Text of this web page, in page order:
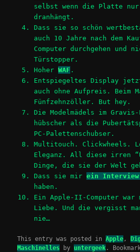
selbst wenn die Platte nur
dranhängt.
Dass sie so schön
auch 10 Jahre nach dem
Computer durchgehen und
Türstopper.
Hoher WAF .
Entspiegeltes Display jetzt
auch ohne Aufpreis. Beim
Fünfzehnzöller. But hey.
Die Modelmädels im
hübscher als die
PC-Palettenschubser.
Multitouch. Clickwheels.
Eleganz. All diese irren
Dinge, die sie der Welt
Dass sie mir ein Interview
haben.
Ein Apple-II-Computer war
Liebe. Und die vergisst
nie…
This entry was posted inApple,
Maschinelles by untergeek .